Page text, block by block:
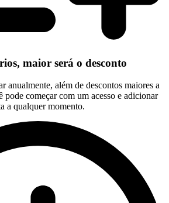
maior será o desconto
anualmente, além de descontos maiores a
pode começar com um acesso e adicionar
a qualquer momento.